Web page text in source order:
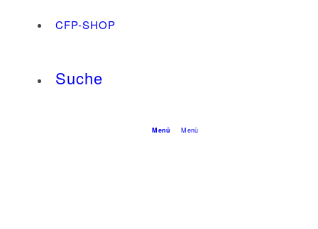
CFP-SHOP
Suche
Menü Menü